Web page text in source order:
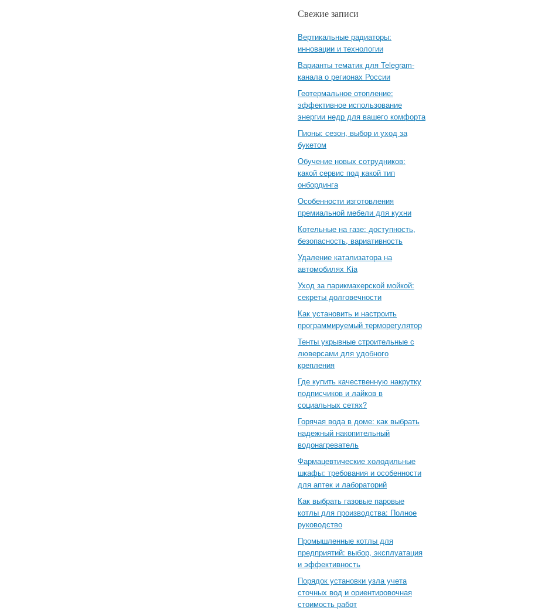
Свежие записи
Вертикальные радиаторы:
инновации и технологии
Варианты тематик для Telegram-
канала о регионах России
Геотермальное отопление:
эффективное использование
энергии недр для вашего комфорта
Пионы: сезон, выбор и уход за
букетом
Обучение новых сотрудников:
какой сервис под какой тип
онбординга
Особенности изготовления
премиальной мебели для кухни
Котельные на газе: доступность,
безопасность, вариативность
Удаление катализатора на
автомобилях Kia
Уход за парикмахерской мойкой:
секреты долговечности
Как установить и настроить
программируемый терморегулятор
Тенты укрывные строительные с
люверсами для удобного
крепления
Где купить качественную накрутку
подписчиков и лайков в
социальных сетях?
Горячая вода в доме: как выбрать
надежный накопительный
водонагреватель
Фармацевтические холодильные
шкафы: требования и особенности
для аптек и лабораторий
Как выбрать газовые паровые
котлы для производства: Полное
руководство
Промышленные котлы для
предприятий: выбор, эксплуатация
и эффективность
Порядок установки узла учета
сточных вод и ориентировочная
стоимость работ